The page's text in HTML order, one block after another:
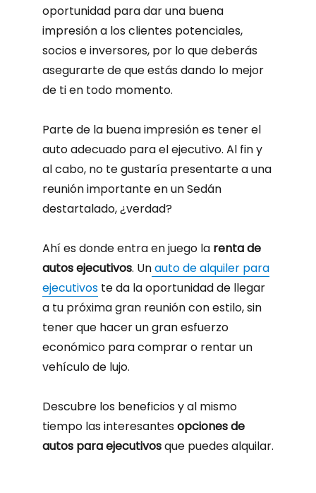
oportunidad para dar una buena
impresión a los clientes potenciales,
socios e inversores, por lo que deberás
asegurarte de que estás dando lo mejor
de ti en todo momento.
Parte de la buena impresión es tener el
auto adecuado para el ejecutivo. Al fin y
al cabo, no te gustaría presentarte a una
reunión importante en un Sedán
destartalado, ¿verdad?
Ahí es donde entra en juego larenta de
autos ejecutivos. Unauto de alquiler para
ejecutivoste da la oportunidad de llegar
a tu próxima gran reunión con estilo, sin
tener que hacer un gran esfuerzo
económico para comprar o rentar un
vehículo de lujo.
Descubre los beneficios y al mismo
tiempo las interesantesopciones de
autos para ejecutivosque puedes alquilar.